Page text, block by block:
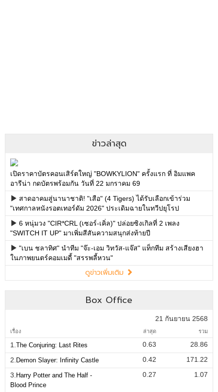
ข่าวล่าสุด
เปิดราคาบัตรคอนเสิร์ตใหญ่ "BOWKYLION" ครั้งแรก ที่ อิมแพค
อารีน่า กดบัตรพร้อมกัน วันที่ 22 มกราคม 69
สาดอาคมสู่นานาชาติ! "เสือ" (4 Tigers) ได้รับเลือกเข้าร่วม
"เทศกาลหนังรอตเทอร์ดัม 2026" ประเดิมฉายในทวีปยุโรป
6 หนุ่มวง "CIR*CRL (เซอร์-เคิ่ล)" ปล่อยซิงเกิลที่ 2 เพลง
"SWITCH IT UP" มาเพิ่มสีสันความสนุกส่งท้ายปี
"เบน ชลาทิศ" นำทีม "จ๊ะ-เอม วิทวัส-แจ๊ส" แท็กทีม สร้างเสียงฮา
ในภาพยนตร์คอมเมดี้ "สรรพลี้หวน"
ดูข่าวเพิ่มเติม
Box Office
21 กันยายน 2568
เรื่อง ล่าสุด รวม
1. The Conjuring: Last Rites 0.63
28.86
2. Demon Slayer: Infinity Castle 0.42
171.22
3. Harry Potter and The Half -
Blood Prince
0.27 1.07